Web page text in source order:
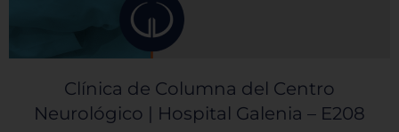
Clínica de Columna del Centro
Neurológico | Hospital Galenia – E208